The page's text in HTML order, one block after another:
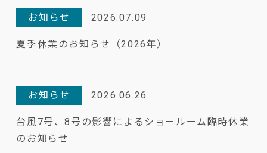
お知らせ 2026.07.09
夏季休業のお知らせ（2026年）
お知らせ 2026.06.26
台風7号、8号の影響によるショールーム臨時休業
のお知らせ